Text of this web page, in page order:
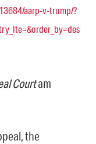
aarp-v-trump/?
Courtam
the